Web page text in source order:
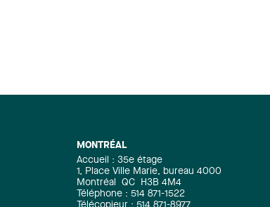
MONTRÉAL
Accueil : 35e étage
1, Place Ville Marie, bureau 4000
Montréal
QC
H3B 4M4
Téléphone : 514 871-1522
Télécopieur : 514 871-8977